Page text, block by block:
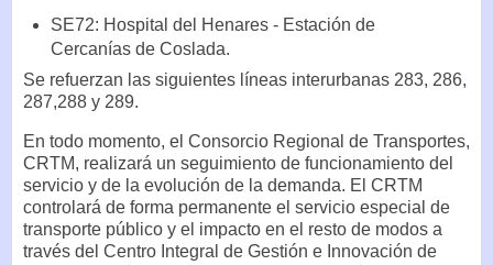
SE72: Hospital del Henares - Estación de
Cercanías de Coslada.
Se refuerzan las siguientes líneas interurbanas 283, 286,
287,288 y 289.
En todo momento, el Consorcio Regional de Transportes,
CRTM, realizará un seguimiento de funcionamiento del
servicio y de la evolución de la demanda. El CRTM
controlará de forma permanente el servicio especial de
transporte público y el impacto en el resto de modos a
través del Centro Integral de Gestión e Innovación de